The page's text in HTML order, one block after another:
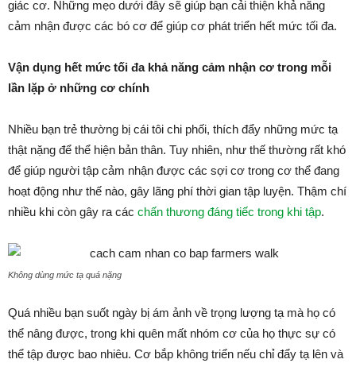
giác cơ. Những mẹo dưới đây sẽ giúp bạn cải thiện khả năng
cảm nhận được các bó cơ để giúp cơ phát triển hết mức tối đa.
Vận dụng hết mức tối đa khả năng cảm nhận cơ trong mỗi
lần lặp ở những cơ chính
Nhiều bạn trẻ thường bị cái tôi chi phối, thích đẩy những mức tạ
thật nặng để thể hiện bản thân. Tuy nhiên, như thế thường rất khó
để giúp người tập cảm nhận được các sợi cơ trong cơ thể đang
hoạt động như thế nào, gây lãng phí thời gian tập luyện. Thậm chí
nhiều khi còn gây ra các chấn thương đáng tiếc trong khi tập.
Không dùng mức tạ quá nặng
Quá nhiều bạn suốt ngày bị ám ảnh về trọng lượng tạ mà họ có
thể nâng được, trong khi quên mất nhóm cơ của họ thực sự có
thể tập được bao nhiêu. Cơ bắp không triển nếu chỉ đẩy tạ lên và